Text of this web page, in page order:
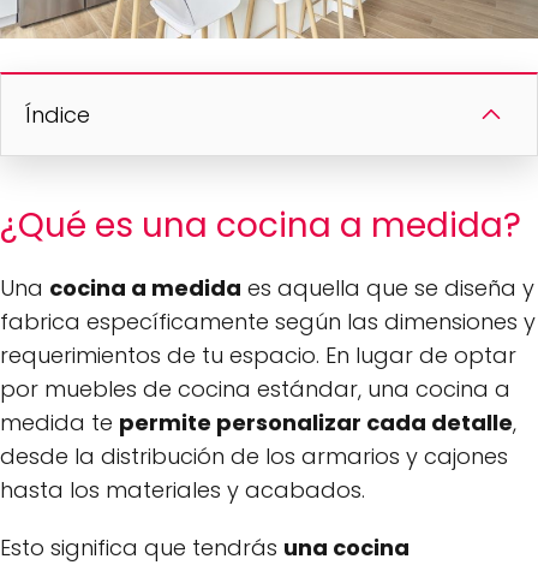
Índice
¿Qué es una cocina a medida?
Una cocina a medida es aquella que se diseña y
fabrica específicamente según las dimensiones y
requerimientos de tu espacio. En lugar de optar
por muebles de cocina estándar, una cocina a
medida te permite personalizar cada detalle,
desde la distribución de los armarios y cajones
hasta los materiales y acabados.
Esto significa que tendrás una cocina